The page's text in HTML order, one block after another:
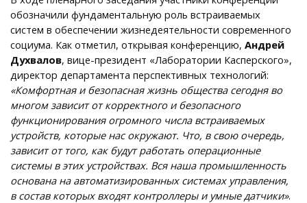
обозначили фундаментальную роль встраиваемых
систем в обеспечении жизнедеятельности современного
социума. Как отметил, открывая конференцию, Андрей
Духвалов, вице-президент «Лаборатории Касперского»,
директор департамента перспективных технологий:
«Комфортная и безопасная жизнь общества сегодня во
многом зависит от корректного и безопасного
функционирования огромного числа встраиваемых
устройств, которые нас окружают. Что, в свою очередь,
зависит от того, как будут работать операционные
системы в этих устройствах. Вся наша промышленность
основана на автоматизированных системах управления,
в состав которых входят контроллеры и умные датчики».